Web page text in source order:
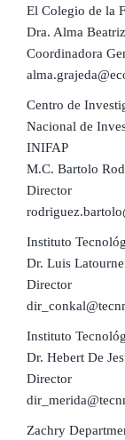
El Colegio de la
Dra. Alma
Coordinadora
Centro de
Nacional de
INIFAP
M.C. Bartolo
Director
Instituto
Dr. Luis
Director
Instituto
Dr. Hebert De
Director
Zachry